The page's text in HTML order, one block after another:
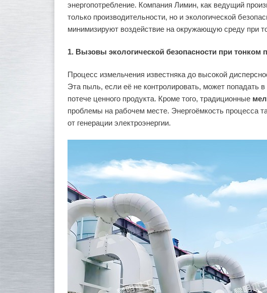
энергопотребление. Компания Лимин, как ведущий
только производительности, но и экологической
минимизируют воздействие на окружающую среду при
1. Вызовы экологической безопасности при тонком
Процесс измельчения известняка до высокой
Эта пыль, если её не контролировать, может попадать
потече ценного продукта. Кроме того, традиционные
проблемы на рабочем месте. Энергоёмкость процесса
от генерации электроэнергии.